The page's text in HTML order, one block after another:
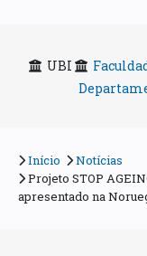
UBI
Início
Notícias
Projeto STOP
apresentado na